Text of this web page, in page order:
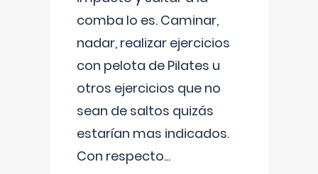
comba lo es. Caminar,
nadar, realizar ejercicios
con pelota de Pilates u
otros ejercicios que no
sean de saltos quizás
estarían mas indicados.
Con respecto...